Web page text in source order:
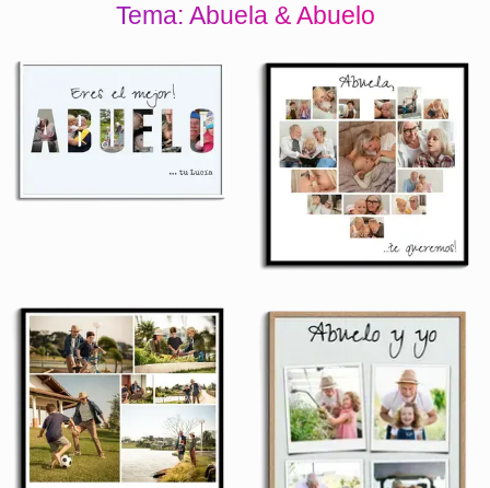
Tema: Abuela & Abuelo